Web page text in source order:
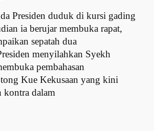
Presiden duduk di kursi gading
ia berujar membuka rapat,
sepatah dua
menyilahkan Syekh
pembahasan
Kue Kekusaan yang kini
kontra dalam